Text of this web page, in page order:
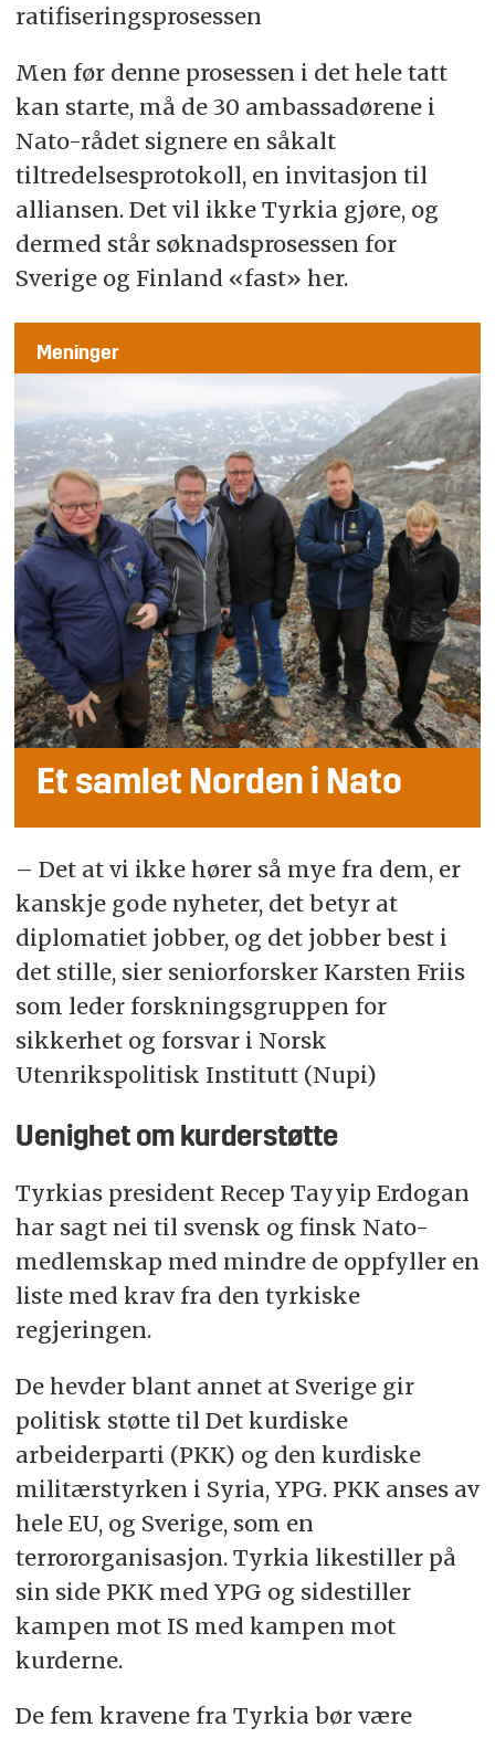
ratifiseringsprosessen
Men før denne prosessen i det hele tatt
kan starte, må de 30 ambassadørene i
Nato-rådet signere en såkalt
tiltredelsesprotokoll, en invitasjon til
alliansen. Det vil ikke Tyrkia gjøre, og
dermed står søknadsprosessen for
Sverige og Finland «fast» her.
Meninger
Et samlet Norden i Nato
– Det at vi ikke hører så mye fra dem, er
kanskje gode nyheter, det betyr at
diplomatiet jobber, og det jobber best i
det stille, sier seniorforsker Karsten Friis
som leder forskningsgruppen for
sikkerhet og forsvar i Norsk
Utenrikspolitisk Institutt (Nupi)
Uenighet om kurderstøtte
Tyrkias president Recep Tayyip Erdogan
har sagt nei til svensk og finsk Nato-
medlemskap med mindre de oppfyller en
liste med krav fra den tyrkiske
regjeringen.
De hevder blant annet at Sverige gir
politisk støtte til Det kurdiske
arbeiderparti (PKK) og den kurdiske
militærstyrken i Syria, YPG. PKK anses av
hele EU, og Sverige, som en
terrororganisasjon. Tyrkia likestiller på
sin side PKK med YPG og sidestiller
kampen mot IS med kampen mot
kurderne.
De fem kravene fra Tyrkia bør være